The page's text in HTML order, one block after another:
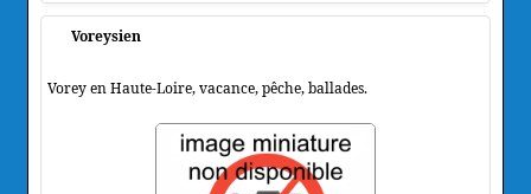
Voreysien
Vorey en Haute-Loire, vacance, pêche, ballades.